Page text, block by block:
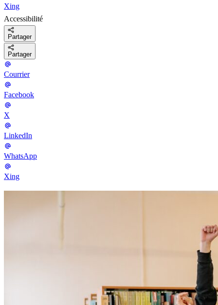
Xing
Accessibilité
Partager
Partager
Courrier
Facebook
X
LinkedIn
WhatsApp
Xing